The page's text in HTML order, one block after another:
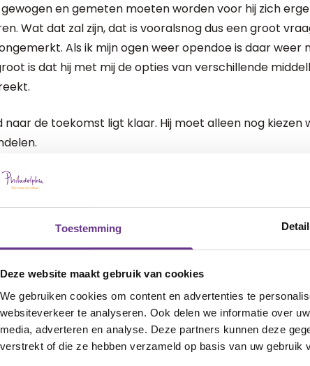
Toestemming
Deze website maakt gebruik van cookies
We gebruiken cookies om content en advertenties te
websiteverkeer te analyseren. Ook delen we informatie over
media, adverteren en analyse. Deze partners kunnen deze
verstrekt of die ze hebben verzameld op basis van uw gebruik
en gemeten moeten worden voor hij zich
Wat dat zal zijn, dat is vooralsnog dus een groot
Als ik mijn ogen weer opendoe is daar weer
is dat hij met mij de opties van verschillende
naar de toekomst ligt klaar. Hij moet alleen nog kiezen
er niet over hebben. Want de keuze zit hem dwars.
weg, staat nu een bergje waar hij overheen moet
weg weer te kunnen hervatten. Het feit dat hij niet kan
ligt, irriteert hem. Zuchtend staat hij op en loopt naar
zijn oor heeft gedrukt om de kinderlijke klanken van de
goed mogelijk door zijn beperkte gehoor heen te laten
als hij zijn grote broer in het oog krijgt, maar richt snel
Em aait hem over zijn hoofd en laat zich
hem zakken om zich terug te trekken achter iPad en